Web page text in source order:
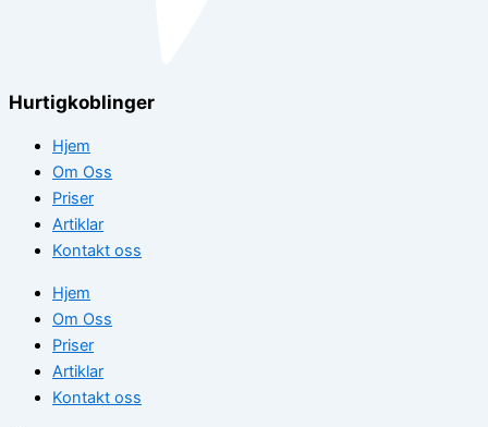
Hurtigkoblinger
Hjem
Om Oss
Priser
Artiklar
Kontakt oss
Hjem
Om Oss
Priser
Artiklar
Kontakt oss